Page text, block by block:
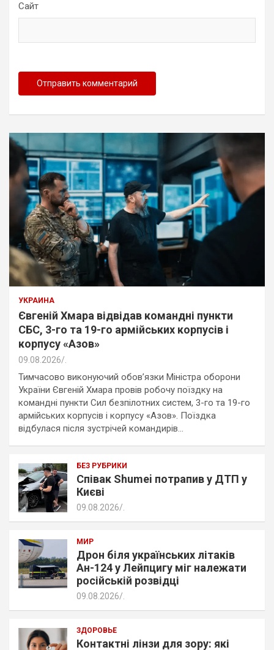
Сайт
УКРАИНА
Євгеній Хмара відвідав командні пункти
СБС, 3-го та 19-го армійських корпусів і
корпусу «Азов»
09.08.2026
Тимчасово виконуючий обов’язки Міністра оборони
України Євгеній Хмара провів робочу поїздку на
командні пункти Сил безпілотних систем, 3-го та 19-го
армійських корпусів і корпусу «Азов». Поїздка
відбулася після зустрічей командирів…
БЕЗ РУБРИКИ
Співак Shumei потрапив у ДТП у
Києві
09.08.2026
МИР
Дрон біля українських літаків
Ан-124 у Лейпцигу міг належати
російській розвідці
09.08.2026
ЗДОРОВЬЕ
Контактні лінзи для зору: які